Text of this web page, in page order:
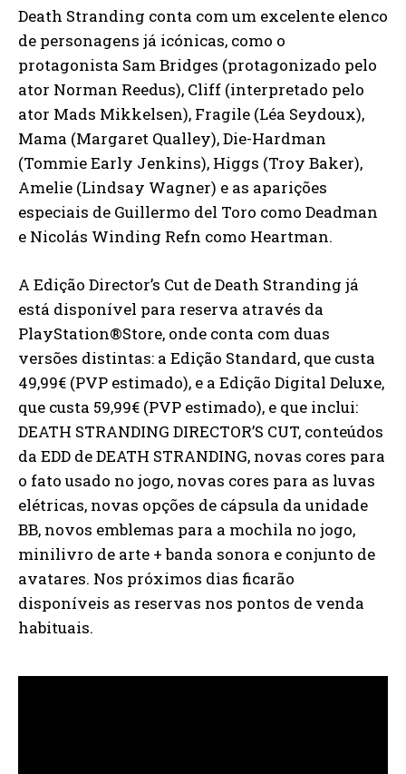
Death Stranding conta com um excelente elenco
de personagens já icónicas, como o
protagonista Sam Bridges (protagonizado pelo
ator Norman Reedus), Cliff (interpretado pelo
ator Mads Mikkelsen), Fragile (Léa Seydoux),
Mama (Margaret Qualley), Die-Hardman
(Tommie Early Jenkins), Higgs (Troy Baker),
Amelie (Lindsay Wagner) e as aparições
especiais de Guillermo del Toro como Deadman
e Nicolás Winding Refn como Heartman.
A Edição Director’s Cut de Death Stranding já
está disponível para reserva através da
PlayStation®Store, onde conta com duas
versões distintas: a Edição Standard, que custa
49,99€ (PVP estimado), e a Edição Digital Deluxe,
que custa 59,99€ (PVP estimado), e que inclui:
DEATH STRANDING DIRECTOR’S CUT, conteúdos
da EDD de DEATH STRANDING, novas cores para
o fato usado no jogo, novas cores para as luvas
elétricas, novas opções de cápsula da unidade
BB, novos emblemas para a mochila no jogo,
minilivro de arte + banda sonora e conjunto de
avatares. Nos próximos dias ficarão
disponíveis as reservas nos pontos de venda
habituais.